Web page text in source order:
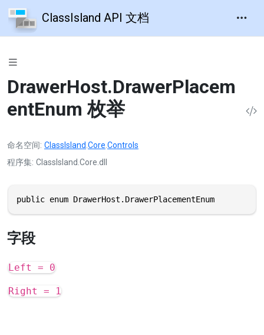
ClassIsland API 文档
DrawerHost.DrawerPlacem
entEnum 枚举
命名空间 ClassIsland.Core.Controls
程序集 ClassIsland.Core.dll
public enum DrawerHost.DrawerPlacementEnum
字段
Left = 0
Right = 1